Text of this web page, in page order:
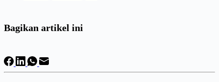
Bagikan artikel ini